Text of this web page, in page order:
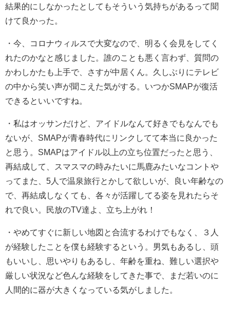
結果的にしなかったとしてもそういう気持ちがあるって聞
けて良かった。
・ 今、コロナウィルスで大変なので、明るく会見をしてく
れたのかなと感じました。誰のことも悪く言わず、質問の
かわしかたも上手で、さすが中居くん。久しぶりにテレビ
の中から笑い声が聞こえた気がする。いつかSMAPが復活
できるといいですね。
・ 私はオッサンだけど、アイドルなんて好きでもなんでも
ないが、SMAPが青春時代にリンクしてて本当に良かった
と思う。 SMAPはアイドル以上の立ち位置だったと思う、
再結成して、スマスマの時みたいに馬鹿みたいなコントや
ってまた、5人で温泉旅行とかして欲しいが、良い年齢なの
で、再結成しなくても、各々が活躍してる姿を見れたらそ
れで良い。
民放のTV達よ、立ち上がれ！
・ やめてすぐに新しい地図と合流するわけでもなく、３人
が経験したことを僕も経験するという。 男気もあるし、頭
もいいし、思いやりもあるし、年齢を重ね、難しい選択や
厳しい状況など色んな経験をしてきた事で、まだ若いのに
人間的に器が大きくなっている気がしました。